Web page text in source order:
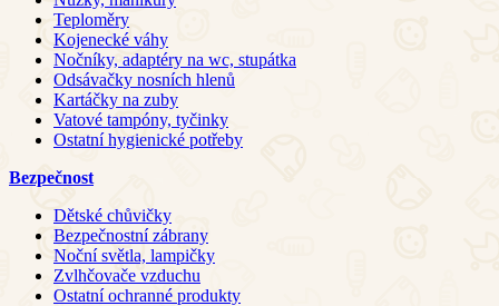
Teploměry
Kojenecké váhy
Nočníky, adaptéry na wc, stupátka
Odsávačky nosních hlenů
Kartáčky na zuby
Vatové tampóny, tyčinky
Ostatní hygienické potřeby
Bezpečnost
Dětské chůvičky
Bezpečnostní zábrany
Noční světla, lampičky
Zvlhčovače vzduchu
Ostatní ochranné produkty